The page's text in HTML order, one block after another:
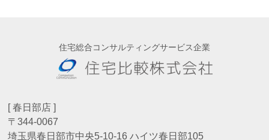
住宅総合コンサルティングサービス企業
[ 春日部店 ]
〒344-0067
埼玉県春日部市中央5-10-16 ハイツ春日部105